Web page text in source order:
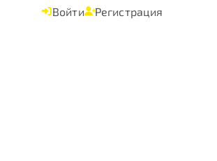
Войти Регистрация